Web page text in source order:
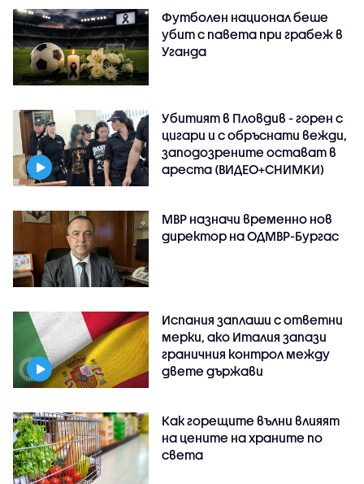
Футболен национал беше
убит с павета при грабеж в
Уганда
Убитият в Пловдив - горен с
цигари и с обръснати вежди,
заподозрените остават в
ареста (ВИДЕО+СНИМКИ)
МВР назначи временно нов
директор на ОДМВР-Бургас
Испания заплаши с ответни
мерки, ако Италия запази
граничния контрол между
двете държави
Как горещите вълни влияят
на цените на храните по
света